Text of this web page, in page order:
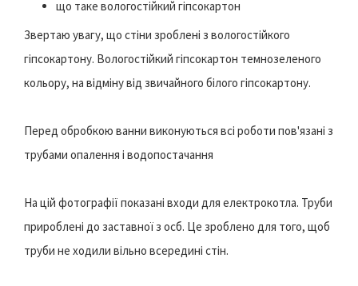
що таке вологостійкий гіпсокартон
Звертаю увагу, що стіни зроблені з вологостійкого
гіпсокартону. Вологостійкий гіпсокартон темнозеленого
кольору, на відміну від звичайного білого гіпсокартону.
Перед обробкою ванни виконуються всі роботи пов'язані з
трубами опалення і водопостачання
На цій фотографії показані входи для електрокотла. Труби
прироблені до заставної з осб. Це зроблено для того, щоб
труби не ходили вільно всередині стін.